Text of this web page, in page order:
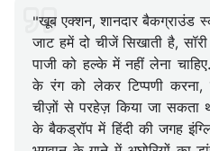
"खूब एक्शन, शानदार बैकग्राउंड
जाट हमें दो चीजें सिखाती है,
पाजी को हल्के में नहीं लेना
के रंग को लेकर टिप्पणी करना,
चीज़ों से परहेज़ किया जा सकता
के बैकड्रॉप में हिंदी की जगह